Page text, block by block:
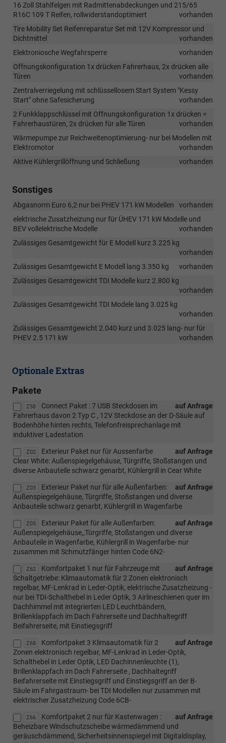
16 Zoll Stahlfelgen mit Radmittenabdeckungen und 215/65
R16C 109 T Reifen, rollwiderstandoptimiert
vorhanden
Tire Mobility Set Reifenreparatur Set mit 12V Kompressor und
Dichtmittel
vorhanden
Elektroniosche Wegfahrsperre
vorhanden
Offnungskonfiguration 1x drücken Fahrerhaus, 2x drücken alle
Türen
vorhanden
Zentralverriegelung mit schlüssellosem Start System "Kessy
Start" ohne Safesicherung
vorhanden
2 Funkklappschlüssel mit Offnungskonfiguration 1x drücken =
Fahrerhaustüren, 2x drücken für alle Türen
vorhanden
Wärmepumpe zur Reichweitenoptimierung- nur bei Modellen mit
Elektromotor
vorhanden
Aktive Kühlergrillöffnung und Schließung
vorhanden
Sonstiges
Abgasnorm Euro 6,2 nur bei PHEV 171 kW Modellen
vorhanden
elektrische Zusatzheizung nur für ÜHEV 171 kW Modelle und
BEV vollelektrische Modelle
vorhanden
Zulässiges Gesamtgewicht für E Modell kurz 3.225 kg
vorhanden
Zulässiges Gesamtgewicht E Modell lang 3.350 kg
vorhanden
Zulässiges Gesamtgewicht TDI Modelle kurz 2.800 kg
vorhanden
Zulässiges Gesamtgewicht TDI Modele lang 3.025 kg
vorhanden
Zulässiges Gesamtgewicht 2.040 kurz und 3.025 lang- nur für
PHEV 2.5 171 kW
vorhanden
Optionale Extras
Pakete
Z58 auf Anfrage
Connect Paket : 7 USB Steckdosen im
Fahrerhaus davon 2 Typ C , 12V Steckdose an der D-Säule auf
Bodenhöhe hinten rechts, Telefonfreisprechanlage mit
induktiver Ladestation
Z02 auf Anfrage
Exterieur Paket nur für Aussenfarbe
Clear White: Außenspiegelgehäuse, Türgriffe, Stoßstangen und
diverse Anbauteile schwarz genarbt, Kühlergrill in Cear White
Z03 auf Anfrage
Exterieur Paket nur für alle Außenfarben:
Außenspiegelgehäuse, Türgriffe, Stoßstangen und diverse
Anbauteile schwarz genarbt, Kühlergrill in Wagenfarbe
Z05 auf Anfrage
Exterieur Paket für alle Außenfarben:
Außenspiegelgehäuse,,Türgriffe, Stoßstangen und diverse
Anbauteile in Wagenfarbe, Kühlergrill in Wagenfarbe- nur
zusammen mit Schmutzfänger hinten Code 6N2-
Z62 auf Anfrage
Komfortpaket 1 nur für Fahrzeuge mit
Schaltgetriebe: Klimaautomatik für 2 Zonen elektronisch
regelbar, MF-Lenkrad in Leder-Optik, elektrische Zusatzheizung -
nur bei TDI-Schalthebel in Leder Optik, 3 Airlineschienen quer im
Dachhimmel mit integrierten LED Leuchtbändern,
Brillenklappfach im Dach Fahrerseite und Dachhaltegriff
Beifahrerseite, mit Einstiegsgriff
Z68 auf Anfrage
Komfortpaket 3 Klimaautomatik für 2
Zonen elektronisch regelbar, MF-Lenkrad in Leder-Optik,
Schalthebel in Leder Optik, LED Dachinnenleuchte (1),
Brillenklappfach im Dach Fahrerseite , Dachhaltegriff
Beifahrerseite mit Einstiegsgriff und Einstiegsgriff an der B-
Säule im Fahrgastraum- bei TDI Modellen nur zusammen mit
elektrischer Zusatzheizung Code 6CB-
Z66 auf Anfrage
Komfortpaket 2 nur für Kastenwagen :
Beheizbare Windschutzscheibe wärmedämmend und
geräuschdämmend, Sicherheitsinnenspiegel mit Digitaldisplay,